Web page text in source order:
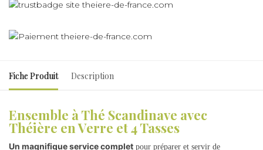
Fiche Produit Description
Ensemble à Thé Scandinave avec
Théière en Verre et 4 Tasses
Un magnifique service complet pour préparer et servir de